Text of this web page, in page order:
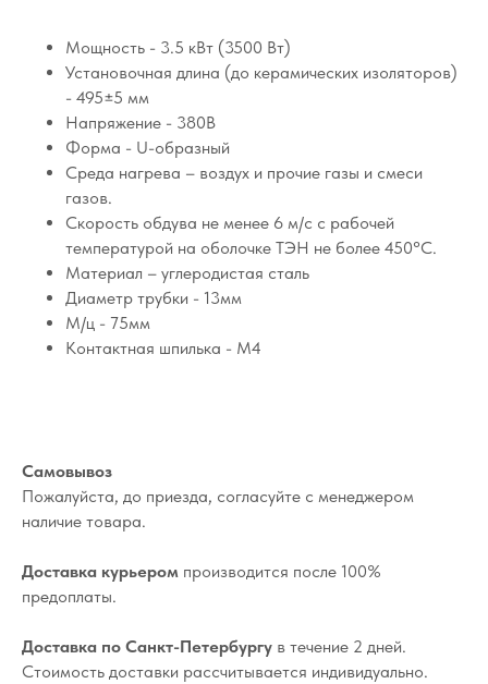
Мощность - 3.5 кВт (3500 Вт)
Установочная длина (до керамических изоляторов)
- 495±5 мм
Напряжение - 380В
Форма - U-образный
Среда нагрева – воздух и прочие газы и смеси
газов.
Скорость обдува не менее 6 м/с с рабочей
температурой на оболочке ТЭН не более 450°C.
Материал – углеродистая сталь
Диаметр трубки - 13мм
М/ц - 75мм
Контактная шпилька - М4
Самовывоз
Пожалуйста, до приезда, согласуйте с менеджером
наличие товара.
Доставка курьером производится после 100%
предоплаты.
Доставка по Санкт-Петербургу в течение 2 дней.
Стоимость доставки рассчитывается индивидуально.